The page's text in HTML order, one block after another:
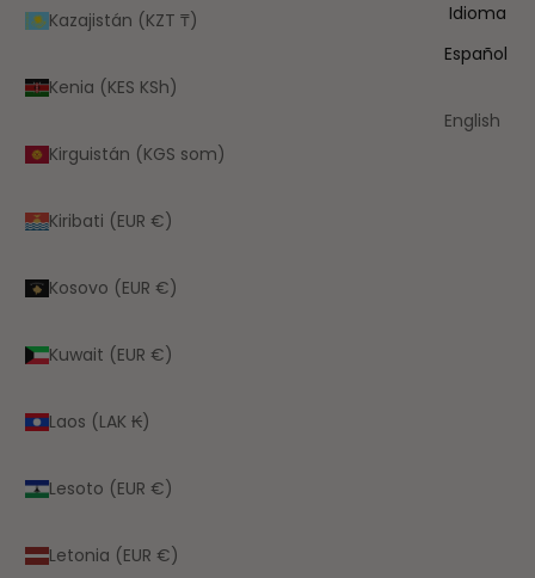
Kazajistán (KZT ₸)
Kenia (KES KSh)
Kirguistán (KGS som)
Kiribati (EUR €)
Kosovo (EUR €)
Kuwait (EUR €)
Laos (LAK ₭)
Lesoto (EUR €)
Letonia (EUR €)
Idioma
Español
English